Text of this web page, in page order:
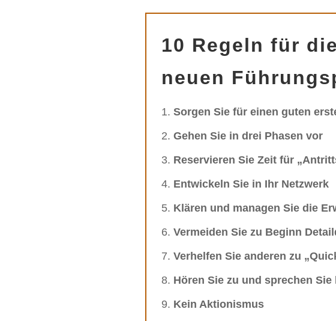
10 Regeln für
neuen
Sorgen Sie für einen guten
Gehen Sie in drei Phasen vor
Reservieren Sie Zeit für
Entwickeln Sie in Ihr Netzwerk
Klären und managen Sie die
Vermeiden Sie zu Beginn
Verhelfen Sie anderen zu
Hören Sie zu und sprechen Sie
Kein Aktionismus